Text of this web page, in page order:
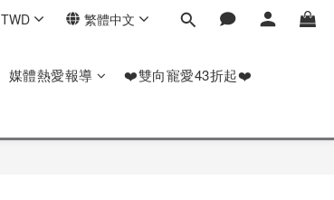
TWD 繁體中文
媒體熱愛報導
❤️雙向寵愛43折起❤️